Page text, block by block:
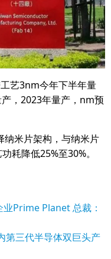
艺3nm今年下半年量
，2023年量产，nm预
米片架构，与纳米片
耗降低25%至30%。
Prime Planet 总裁：
第三代半导体双巨头产